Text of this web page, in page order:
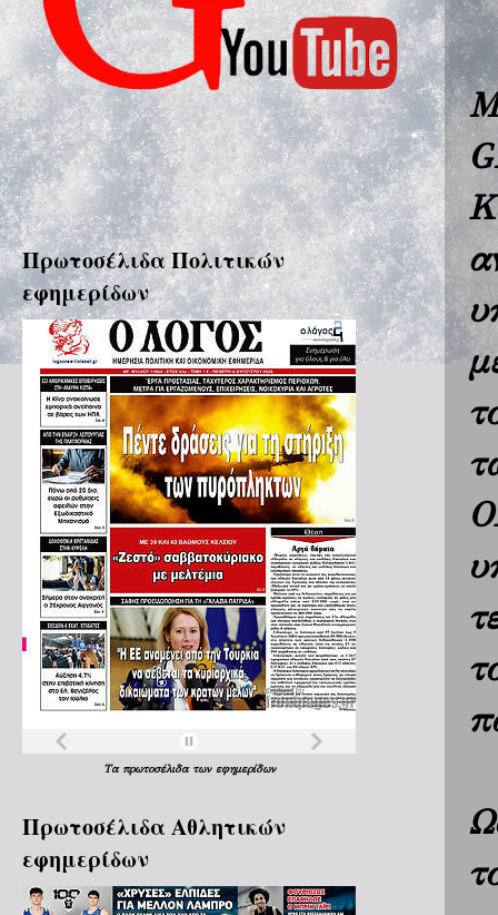
Πρωτοσέλιδα Πολιτικών
εφημερίδων
Τα πρωτοσέλιδα των εφημερίδων
Πρωτοσέλιδα Aθλητικών
εφημερίδων